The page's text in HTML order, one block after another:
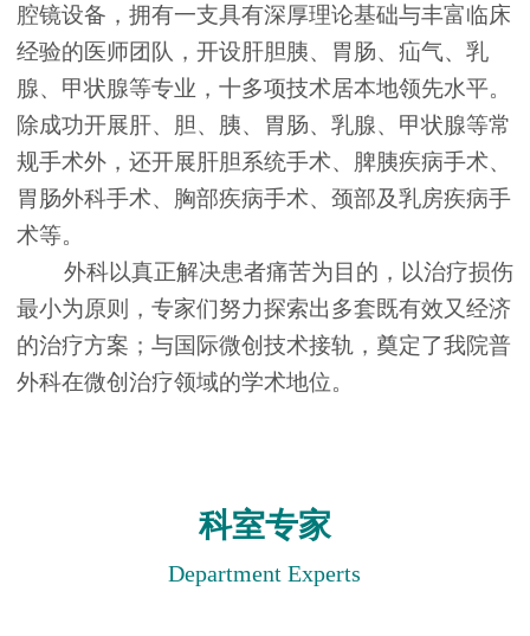
腔镜设备，拥有一支具有深厚理论基础与丰富临床
经验的医师团队，开设肝胆胰、胃肠、疝气、乳
腺、甲状腺等专业，十多项技术居本地领先水平。
除成功开展肝、胆、胰、胃肠、乳腺、甲状腺等常
规手术外，还开展肝胆系统手术、脾胰疾病手术、
胃肠外科手术、胸部疾病手术、颈部及乳房疾病手
术等。
外科以真正解决患者痛苦为目的，以治疗损伤
最小为原则，专家们努力探索出多套既有效又经济
的治疗方案；与国际微创技术接轨，奠定了我院普
外科在微创治疗领域的学术地位。
科室专家
Department Experts